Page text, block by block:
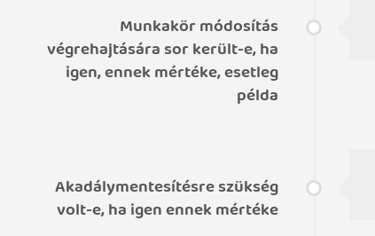
Munkakör módosítás
végrehajtására sor került-e, ha
igen, ennek mértéke, esetleg
példa
Akadálymentesítésre szükség
volt-e, ha igen ennek mértéke